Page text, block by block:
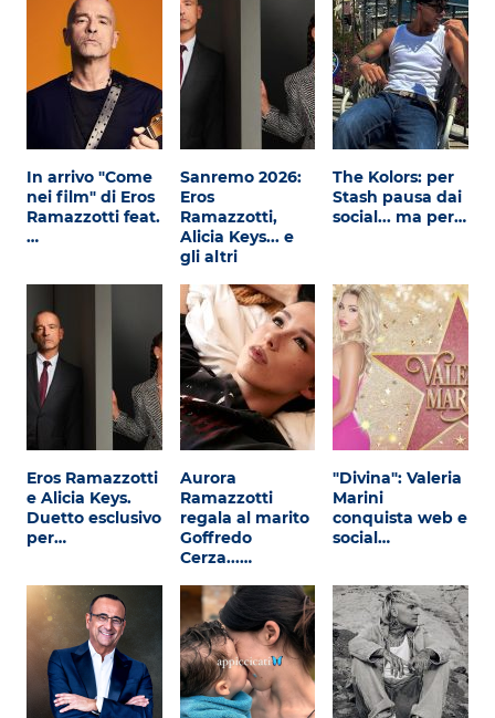
In arrivo "Come
nei film" di Eros
Ramazzotti feat.
…
Sanremo 2026:
Eros
Ramazzotti,
Alicia Keys... e
gli altri
The Kolors: per
Stash pausa dai
social... ma per…
Eros Ramazzotti
e Alicia Keys.
Duetto esclusivo
per…
Aurora
Ramazzotti
regala al marito
Goffredo
Cerza...…
"Divina": Valeria
Marini
conquista web e
social…